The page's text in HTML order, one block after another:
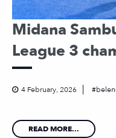
Midana
League 3
4 February, 2026
READ MORE...